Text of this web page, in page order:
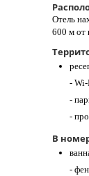
Отель
600 м от
- Wi-
-
-
В
- фен